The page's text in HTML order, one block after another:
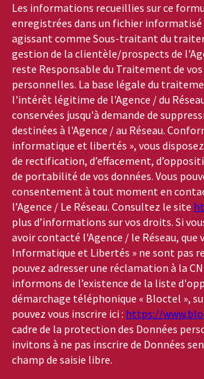
Les informations recueillies sur ce
enregistrées dans un fichier
agissant comme Sous-traitant du
gestion de la clientèle/prospects de
reste Responsable du Traitement de
personnelles. La base légale du
l'intérêt légitime de l'Agence / du
conservées jusqu'à demande de
destinées à l'Agence / au Réseau.
informatique et libertés », vous disposez
de rectification, d’effacement,
de portabilité de vos données. Vous
consentement à tout moment en
l’Agence / Le Réseau. Consultez le site
plus d’informations sur vos droits. Si
avoir contacté l'Agence / le Réseau, que
Informatique et Libertés » ne sont pas
pouvez adresser une réclamation à la
informons de l’existence de la liste
démarchage téléphonique « Bloctel »,
pouvez vous inscrire ici : https://
cadre de la protection des Données
invitons à ne pas inscrire de Données
champ de saisie libre.